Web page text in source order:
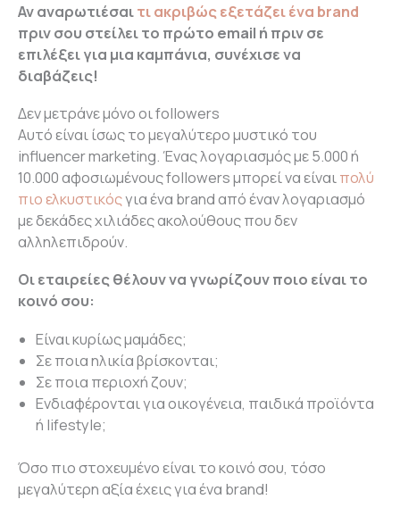
Αν αναρωτιέσαιτι ακριβώς εξετάζει ένα brand
πριν σου στείλει το πρώτο email ή πριν σε
επιλέξει για μια καμπάνια, συνέχισε να
διαβάζεις!
Δεν μετράνε μόνο οι followers
Αυτό είναι ίσως το μεγαλύτερο μυστικό του
influencer marketing. Ένας λογαριασμός με 5.000 ή
10.000 αφοσιωμένους followers μπορεί να είναιπολύ
πιο ελκυστικόςγια ένα brand από έναν λογαριασμό
με δεκάδες χιλιάδες ακολούθους που δεν
αλληλεπιδρούν.
Οι εταιρείες θέλουν να γνωρίζουν ποιο είναι το
κοινό σου:
Είναι κυρίως μαμάδες;
Σε ποια ηλικία βρίσκονται;
Σε ποια περιοχή ζουν;
Ενδιαφέρονται για οικογένεια, παιδικά προϊόντα
ή lifestyle;
Όσο πιο στοχευμένο είναι το κοινό σου, τόσο
μεγαλύτερη αξία έχεις για ένα brand!